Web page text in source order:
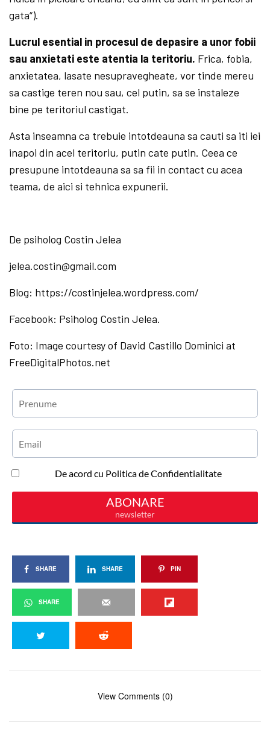
gata“).
Lucrul esential in procesul de depasire a unor fobii
sau anxietati este atentia la teritoriu. Frica, fobia,
anxietatea, lasate nesupravegheate, vor tinde mereu
sa castige teren nou sau, cel putin, sa se instaleze
bine pe teritoriul castigat.
Asta inseamna ca trebuie intotdeauna sa cauti sa iti iei
inapoi din acel teritoriu, putin cate putin. Ceea ce
presupune intotdeauna sa sa fii in contact cu acea
teama, de aici si tehnica expunerii.
De psiholog Costin Jelea
jelea.costin@gmail.com
Blog: https://costinjelea.wordpress.com/
Facebook: Psiholog Costin Jelea.
Foto: Image courtesy of David Castillo Dominici at
FreeDigitalPhotos.net
SHARE SHARE PIN
SHARE
View Comments (0)